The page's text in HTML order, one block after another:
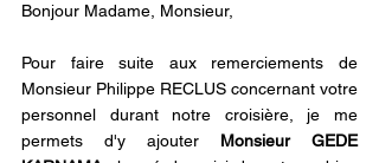
Bonjour Madame, Monsieur,
Pour faire suite aux remerciements de
Monsieur Philippe RECLUS concernant votre
personnel durant notre croisière, je me
permets d'y ajouter Monsieur GEDE